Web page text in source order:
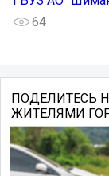
64
ПОДЕЛИТЕСЬ
ЖИТЕЛЯМИ